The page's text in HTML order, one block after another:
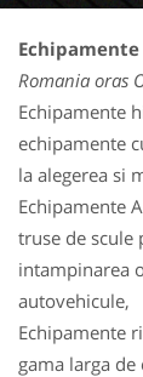
Romania oras
Echipamente
echipamente
la alegerea si
Echipamente
truse de scule
intampinarea
autovehicule,
Echipamente
gama larga